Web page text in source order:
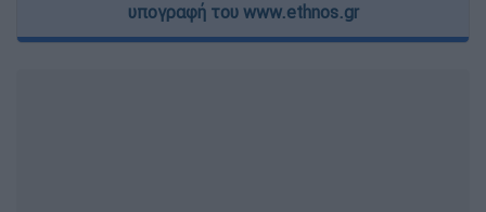
υπογραφή του www.ethnos.gr